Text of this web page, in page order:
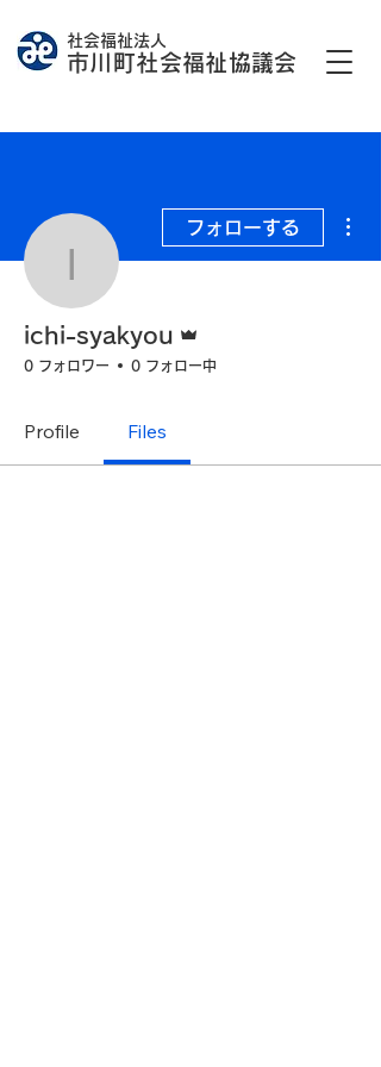
社会福祉法人
市川町社会福祉協議会
ichi-syakyou
フォローする
ichi-syakyou
0 フォロワー 0 フォロー中
Profile Files